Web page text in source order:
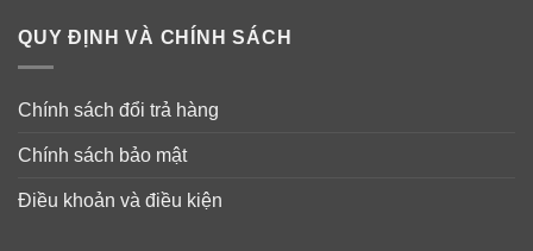
QUY ĐỊNH VÀ CHÍNH SÁCH
Chính sách đổi trả hàng
Chính sách bảo mật
Điều khoản và điều kiện